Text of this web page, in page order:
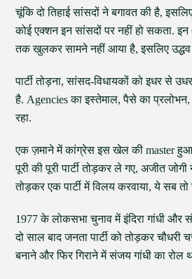
चूंकि दो तिहाई सांसदों ने बगावत की है,
कोई एक्शन इन सांसदों पर नहीं हो सकता. इन
तक खुलकर सामने नहीं आया है, इसलिए उद्धव
पार्टी तोड़ना, सांसद-विधायकों को इधर से
है. Agencies का इस्तेमाल, पैसे का प्रलोभन,
रहा.
एक ज़माने में कांग्रेस इस खेल की master
पूरी की पूरी पार्टी तोड़कर ले गए, अजीत
तोड़कर एक पार्टी में विलय करवाया, ये सब तो
1977 के लोकसभा चुनाव में इंदिरा गांधी और
दो साल बाद जनता पार्टी को तोड़कर चौधरी
बनाने और फिर गिराने में संजय गांधी का रोल